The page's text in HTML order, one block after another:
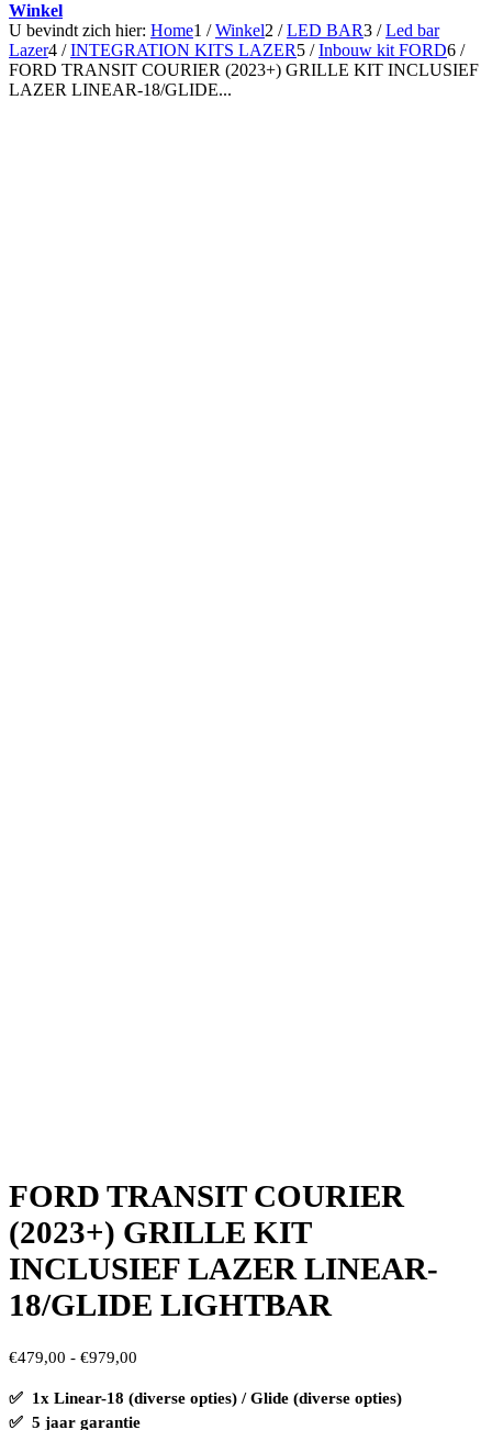
Can-bus interface
Accessoires Lazer
Kabelboom & Adapters
Installatiemateriaal
Connectoren
Winkel
U bevindt zich hier: Home1 / Winkel2 / LED BAR3 / Led bar
Lazer4 / INTEGRATION KITS LAZER5 / Inbouw kit FORD6 /
FORD TRANSIT COURIER (2023+) GRILLE KIT INCLUSIEF
LAZER LINEAR-18/GLIDE...
FORD TRANSIT COURIER
(2023+) GRILLE KIT
INCLUSIEF LAZER LINEAR-
18/GLIDE LIGHTBAR
€479,00 - €979,00
tot
✅ 1x Linear-18 (diverse opties) / Glide (diverse opties)
✅ 5 jaar garantie